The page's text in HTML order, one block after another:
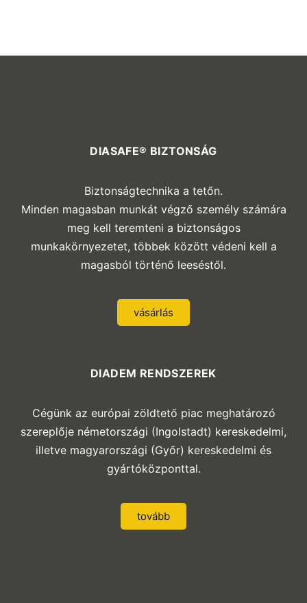
DIASAFE® BIZTONSÁG
Biztonságtechnika a tetőn.
Minden magasban munkát végző személy számára
meg kell teremteni a biztonságos
munkakörnyezetet, többek között védeni kell a
magasból történő leeséstől.
vásárlás
DIADEM RENDSZEREK
Cégünk az európai zöldtető piac meghatározó
szereplője németországi (Ingolstadt) kereskedelmi,
illetve magyarországi (Győr) kereskedelmi és
gyártóközponttal.
tovább